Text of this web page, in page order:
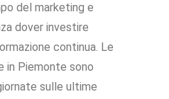
del marketing e
dover investire
continua. Le
in Piemonte sono
sulle ultime